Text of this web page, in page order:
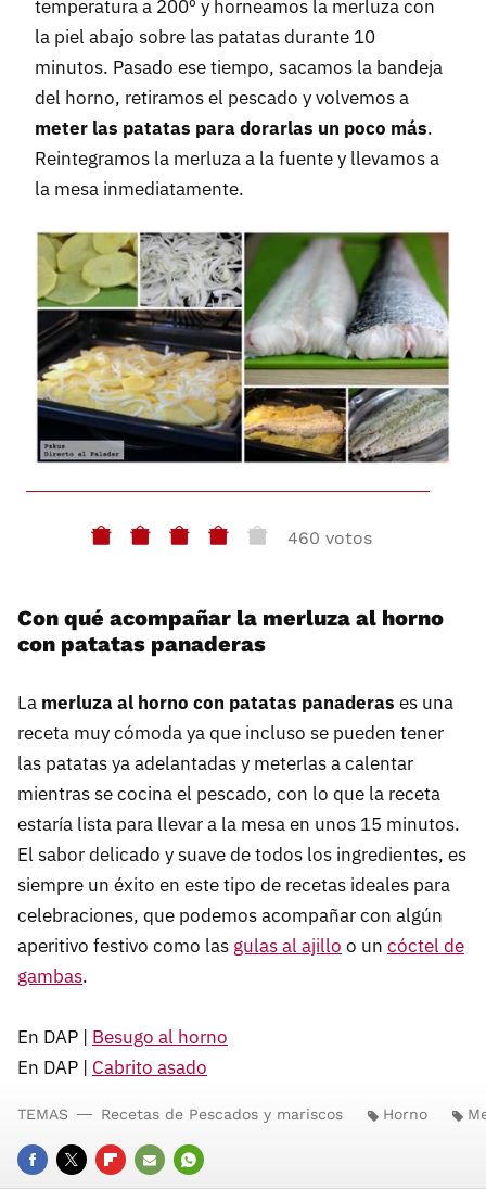
temperatura a 200º y horneamos la merluza con
la piel abajo sobre las patatas durante 10
minutos. Pasado ese tiempo, sacamos la bandeja
del horno, retiramos el pescado y volvemos a
meter las patatas para dorarlas un poco más.
Reintegramos la merluza a la fuente y llevamos a
la mesa inmediatamente.
460 votos
Con qué acompañar la merluza al horno
con patatas panaderas
La merluza al horno con patatas panaderas es una
receta muy cómoda ya que incluso se pueden tener
las patatas ya adelantadas y meterlas a calentar
mientras se cocina el pescado, con lo que la receta
estaría lista para llevar a la mesa en unos 15 minutos.
El sabor delicado y suave de todos los ingredientes, es
siempre un éxito en este tipo de recetas ideales para
celebraciones, que podemos acompañar con algún
aperitivo festivo como las gulas al ajillo o un cóctel de
gambas.
En DAP | Besugo al horno
En DAP | Cabrito asado
FACEBOOK
TWITTERFLIPBOARD
E-
WHATSAPP
TEMAS Recetas de Pescados y mariscos Horno